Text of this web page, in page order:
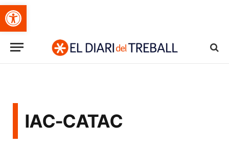
Obre la barra d'eines
IAC-CATAC